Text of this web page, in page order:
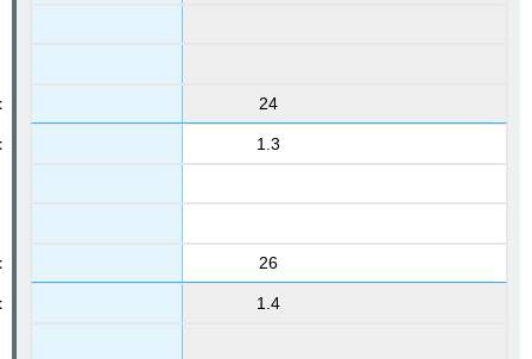
24
1.3
26
1.4